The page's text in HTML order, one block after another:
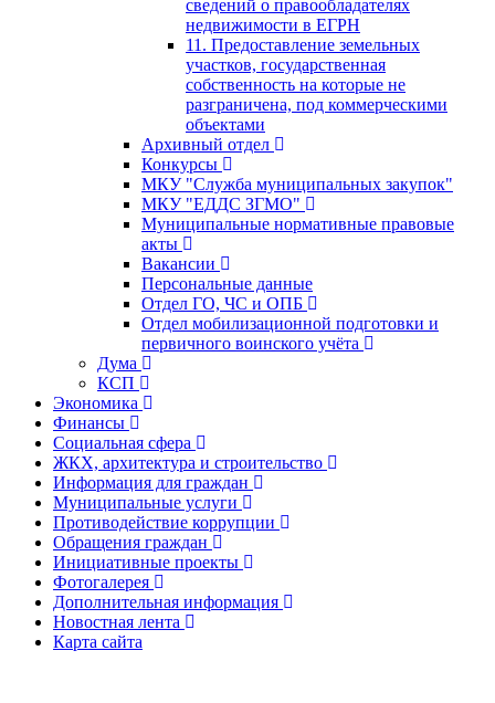
сведений о правообладателях
недвижимости в ЕГРН
11. Предоставление земельных
участков, государственная
собственность на которые не
разграничена, под коммерческими
объектами
Архивный отдел
Конкурсы
МКУ "Служба муниципальных закупок"
МКУ "ЕДДС ЗГМО"
Муниципальные нормативные правовые
акты
Вакансии
Персональные данные
Отдел ГО, ЧС и ОПБ
Отдел мобилизационной подготовки и
первичного воинского учёта
Дума
КСП
Экономика
Финансы
Социальная сфера
ЖКХ, архитектура и строительство
Информация для граждан
Муниципальные услуги
Противодействие коррупции
Обращения граждан
Инициативные проекты
Фотогалерея
Дополнительная информация
Новостная лента
Карта сайта